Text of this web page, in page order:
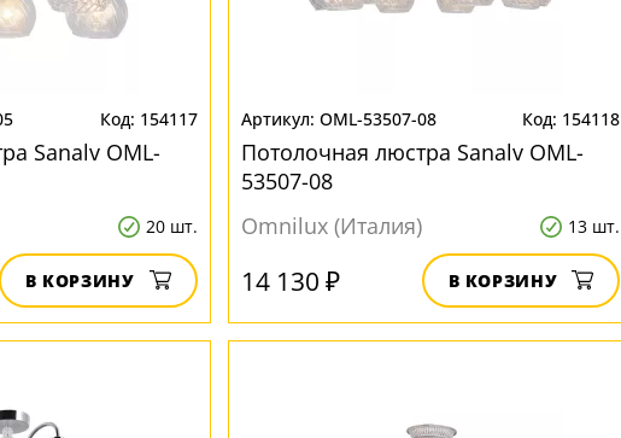
154117
Sanalv OML-
20 шт.
В КОРЗИНУ
OML-53507-08 154118
Потолочная люстра Sanalv OML-
53507-08
Omnilux (Италия)
13 шт.
14 130 ₽ В КОРЗИНУ